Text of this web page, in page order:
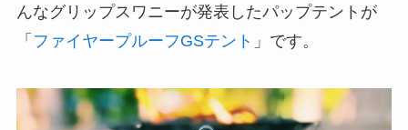
んなグリップスワニーが発表したパップテントが
「 ファイヤープルーフGSテント 」です。